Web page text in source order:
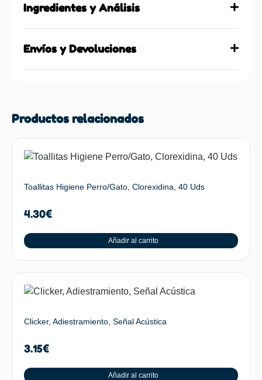
Ingredientes y Análisis
Envíos y Devoluciones
Productos relacionados
Toallitas Higiene Perro/Gato, Clorexidina, 40 Uds
4.30€
Añadir al carrito
Clicker, Adiestramiento, Señal Acústica
3.15€
Añadir al carrito